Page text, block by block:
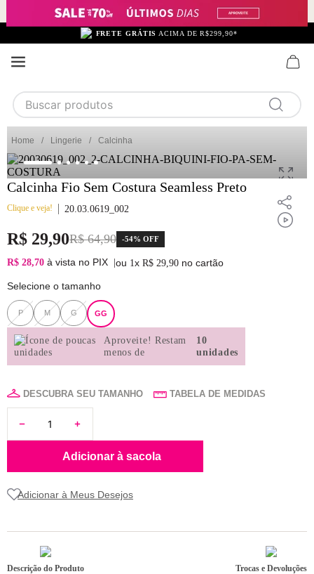
FRETE GRÁTIS ACIMA DE R$299,90*
Buscar produtos
1 calcinha
2 sutiã
camisola
7 pijama
8 renda
9 sutiã renda
Lingerie Calcinha
Calcinha Fio Sem Costura Seamless Preto
Clique e veja! 20.03.0619_002
R$ 29,90R$ 64,90 -54% OFF
R$ 28,70 à vista no PIX ou 1x R$ 29,90 no cartão
Selecione o tamanho
P M G GG
Aproveite! Restam
menos de
10
unidades
DESCUBRA SEU TAMANHO TABELA DE MEDIDAS
Adicionar à sacola
Descrição do Produto Trocas e Devoluções